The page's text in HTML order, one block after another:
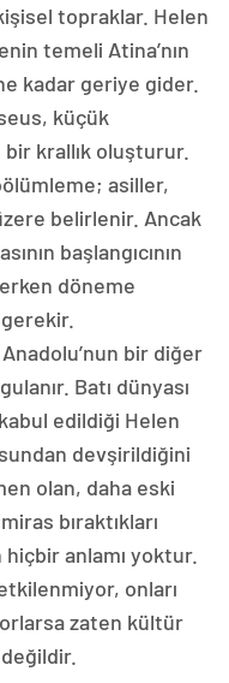
topraklar. Helen
temeli Atina’nın
kadar geriye gider.
küçük
krallık oluşturur.
asiller,
belirlenir. Ancak
başlangıcının
döneme
Anadolu’nun bir diğer
Batı dünyası
edildiği Helen
devşirildiğini
olan, daha eski
bıraktıkları
anlamı yoktur.
onları
zaten kültür